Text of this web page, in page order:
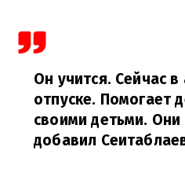
Он учится. Сейчас
отпуске. Помогает
своими детьми. Они
добавил